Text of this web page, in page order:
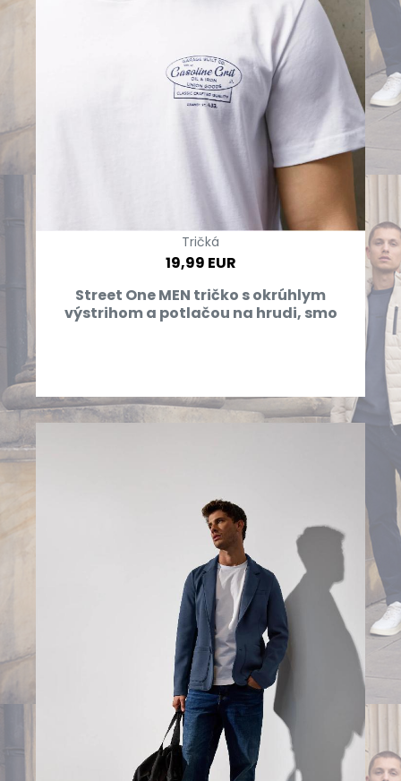
Tričká
19,99 EUR
Street One MEN tričko s okrúhlym
výstrihom a potlačou na hrudi, smo